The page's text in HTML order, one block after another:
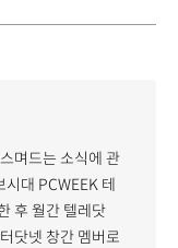
며드는 소식에 관
대 PCWEEK 테
후 월간 텔레닷
닷넷 창간 멤버로